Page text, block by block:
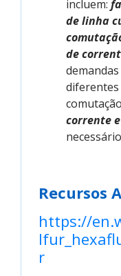
incluem:
de linha
de
diferentes
comutação
corrente e
Recursos
https://
r